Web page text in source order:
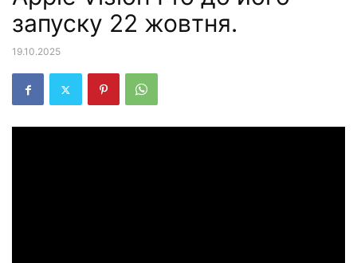
запуску 22 жовтня.
19.10.2025